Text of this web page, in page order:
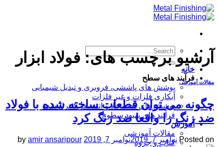
Skip
to
خانه
فرآیند های سطح
پوشش های پاششی، فروبری و تبدیل شیمیایی
آبکاری فلزات و غیر فلزات
پوشش های تحت خلا و اتمسفر کنترل شده
فرآیند های بهبود سطوح
آموزش
مقالات آموزشی
کتاب و جزوه
آرشیو برچسب های: فولاد ابزار
مقالات آموزشی
چگونه می توان قطعات ساخته شده با فولاد
ضد زنگ را واقعا ضد زنگ کرد
Posted on نوامبر 7, 2019 نوامبر 7, 2019 by amir ansaripour